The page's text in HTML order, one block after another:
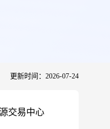
更新时间：2026-07-24
交易中心